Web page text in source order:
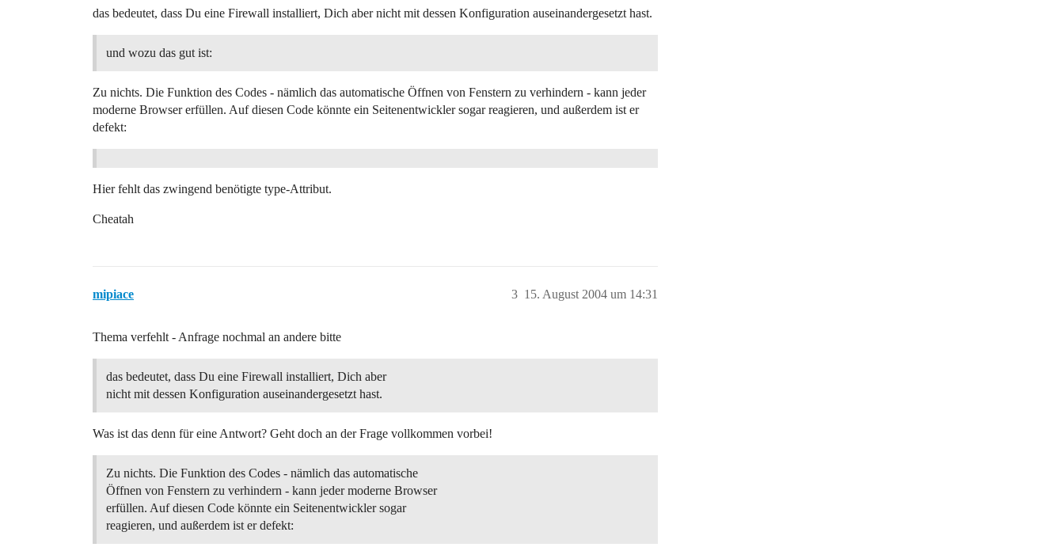
das bedeutet, dass Du eine Firewall installiert, Dich aber nicht mit dessen Konfiguration auseinandergesetzt hast.
und wozu das gut ist:
Zu nichts. Die Funktion des Codes - nämlich das automatische Öffnen von Fenstern zu verhindern - kann jeder
moderne Browser erfüllen. Auf diesen Code könnte ein Seitenentwickler sogar reagieren, und außerdem ist er
defekt:
Hier fehlt das zwingend benötigte type-Attribut.
Cheatah
mipiace 15. August 2004 um 14:31
3
Thema verfehlt - Anfrage nochmal an andere bitte
das bedeutet, dass Du eine Firewall installiert, Dich aber
nicht mit dessen Konfiguration auseinandergesetzt hast.
Was ist das denn für eine Antwort? Geht doch an der Frage vollkommen vorbei!
Zu nichts. Die Funktion des Codes - nämlich das automatische
Öffnen von Fenstern zu verhindern - kann jeder moderne Browser
erfüllen. Auf diesen Code könnte ein Seitenentwickler sogar
reagieren, und außerdem ist er defekt: